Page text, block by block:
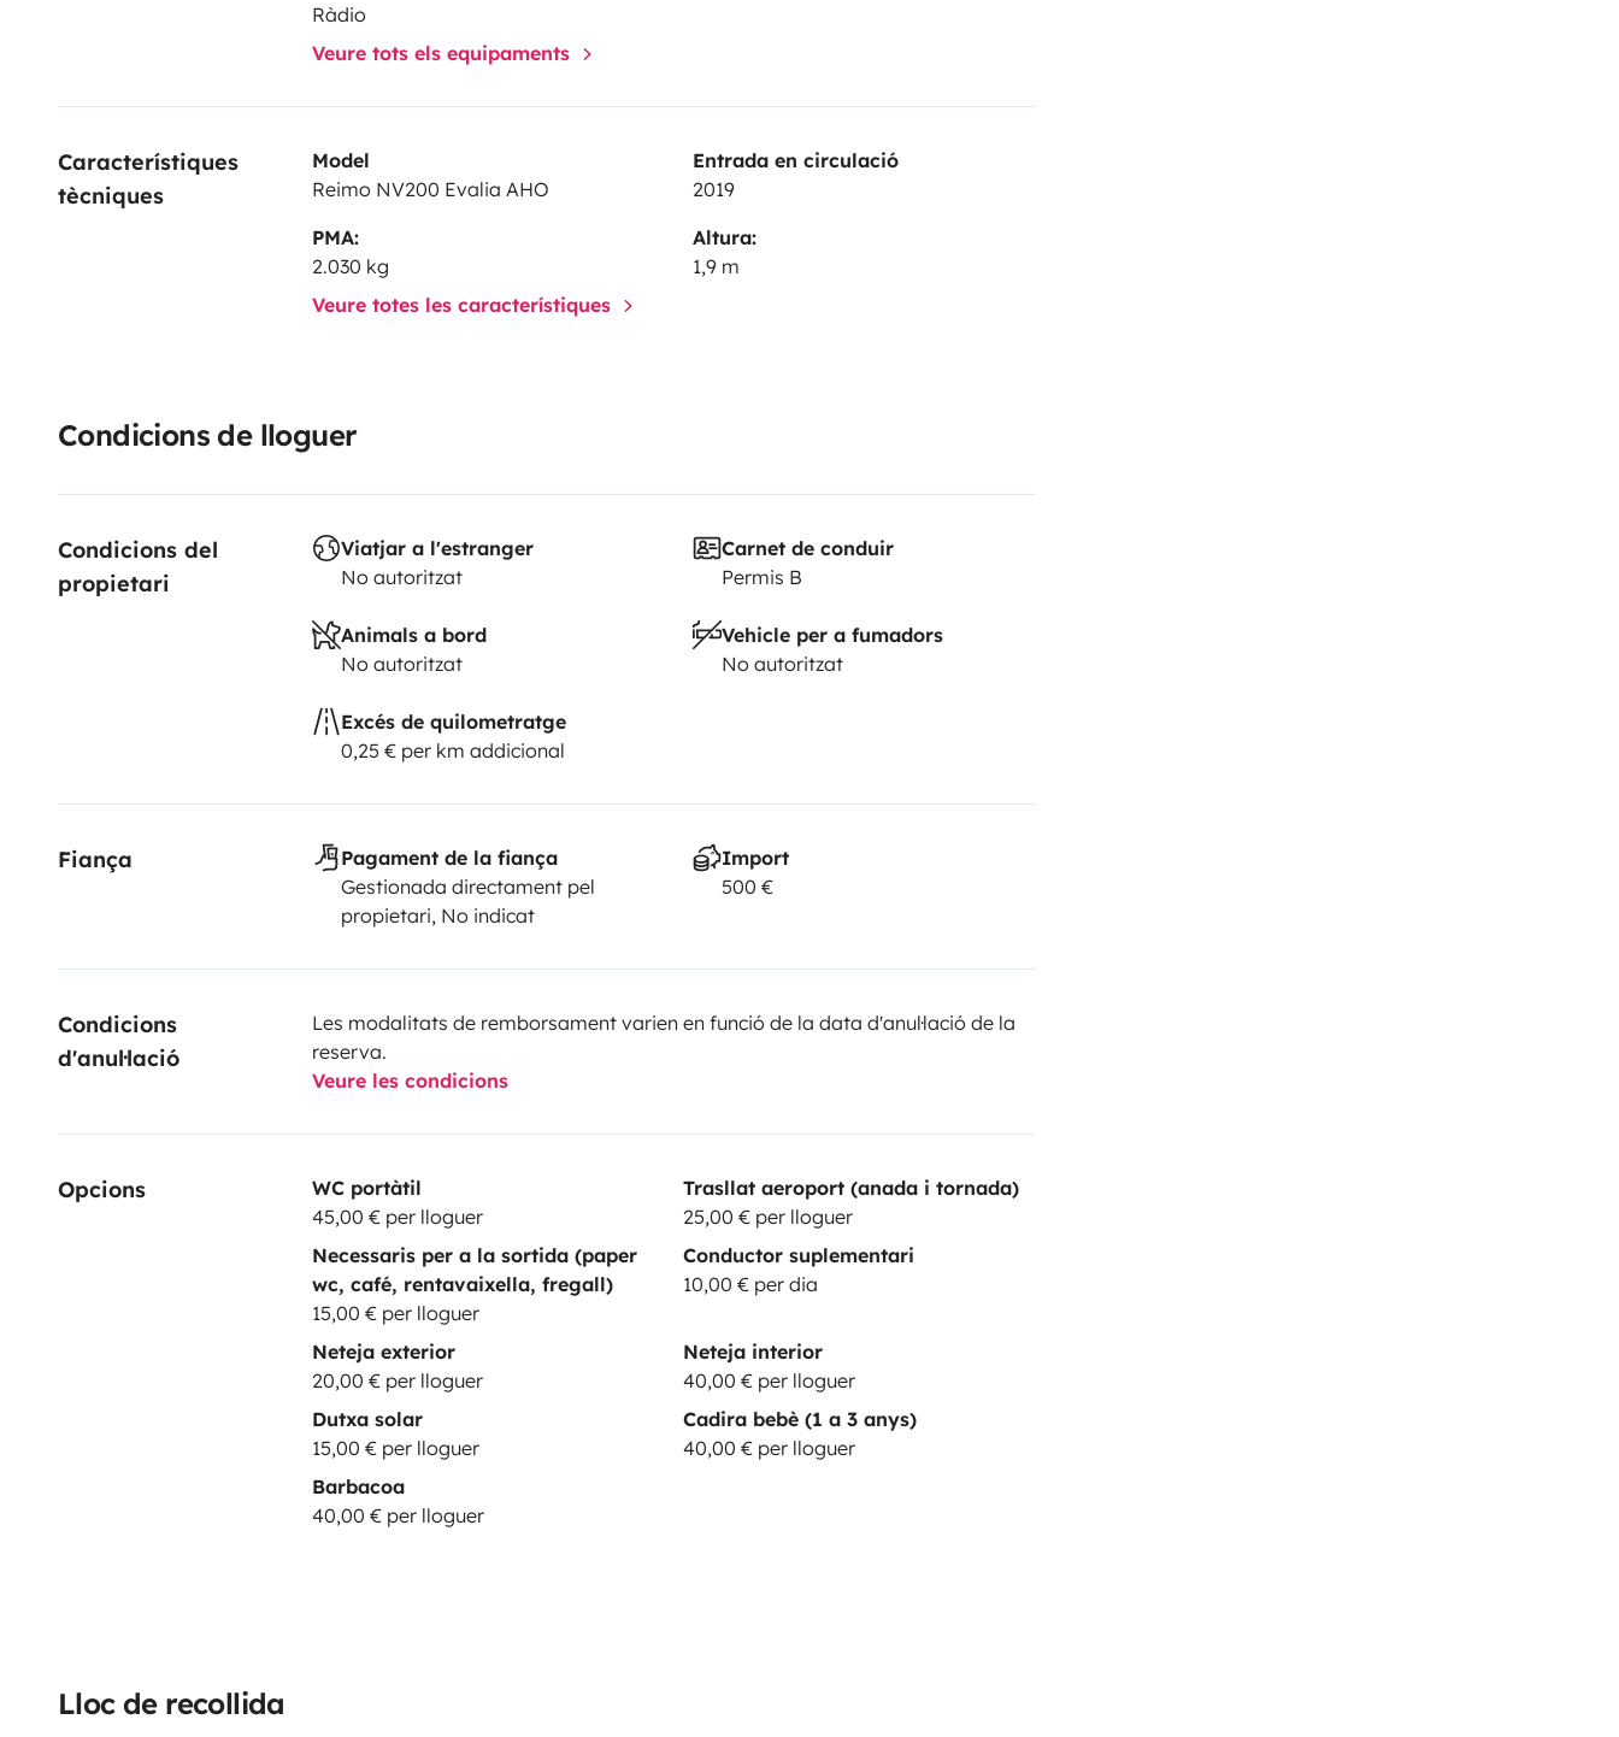
Ràdio
Veure tots els equipaments
Característiques
tècniques
Model
Reimo NV200 Evalia AHO
Entrada en circulació
2019
PMA:
2.030 kg
Altura:
1,9 m
Veure totes les característiques
Condicions de lloguer
Condicions del
propietari
Viatjar a l'estranger
No autoritzat
Carnet de conduir
Permis B
Animals a bord
No autoritzat
Vehicle per a fumadors
No autoritzat
Excés de quilometratge
0,25 € per km addicional
Fiança
Pagament de la fiança
Gestionada directament pel
propietari, No indicat
Import
500 €
Condicions
d'anul·lació
Les modalitats de remborsament varien en funció de la data d'anul·lació de la
reserva.
Veure les condicions
Opcions
WC portàtil
45,00 € per lloguer
Trasllat aeroport (anada i tornada)
25,00 € per lloguer
Necessaris per a la sortida (paper
wc, café, rentavaixella, fregall)
15,00 € per lloguer
Conductor suplementari
10,00 € per dia
Neteja exterior
20,00 € per lloguer
Neteja interior
40,00 € per lloguer
Dutxa solar
15,00 € per lloguer
Cadira bebè (1 a 3 anys)
40,00 € per lloguer
Barbacoa
40,00 € per lloguer
Lloc de recollida